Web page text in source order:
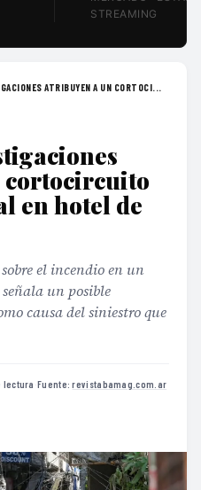
STREAMING
ATRIBUYEN A UN CORTOCI...
cortocircuito
en hotel de
el incendio en un
un posible
causa del siniestro que
lectura ·Fuente:revistabamag.com.ar